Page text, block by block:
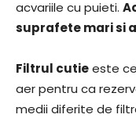
acvariile cu puieti.
suprafete mari si
Filtrul cutieeste
aer pentru ca
medii diferite de